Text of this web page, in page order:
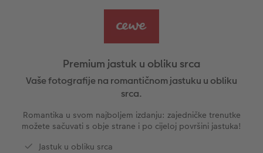
Ovako funkcionira
Art Collection
Natur fotografije
Premium poster
Art fotografije
Alu fotografija s direktnim ispisom
Fotografija na Forexu
Ploča dobrodošlice za vjenčanje
Školski i pisaći pribori
Poklon fotokutije
Jedinstvene ideje za poklone
Putovanje
Vjenčanje
Premium jastuk u obliku srca
Vaše fotografije na romantičnom jastuku u obliku
srca.
Romantika u svom najboljem izdanju: zajedničke trenutke
možete sačuvati s obje strane i po cijeloj površini jastuka!
Jastuk u obliku srca